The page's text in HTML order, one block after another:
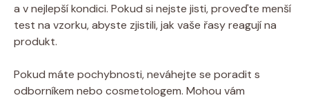
a v nejlepší kondici. Pokud si nejste jisti, proveďte menší
test na vzorku, abyste zjistili, jak vaše řasy reagují na
produkt.
Pokud máte pochybnosti, neváhejte se poradit s
odborníkem nebo cosmetologem. Mohou vám